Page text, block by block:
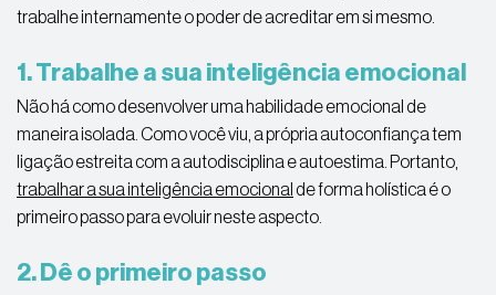
trabalhe internamente o poder de acreditar em si mesmo.
1. Trabalhe a sua inteligência emocional
Não há como desenvolver uma habilidade emocional de
maneira isolada. Como você viu, a própria autoconfiança tem
ligação estreita com a autodisciplina e autoestima. Portanto,
trabalhar a sua inteligência emocional de forma holística é o
primeiro passo para evoluir neste aspecto.
2. Dê o primeiro passo